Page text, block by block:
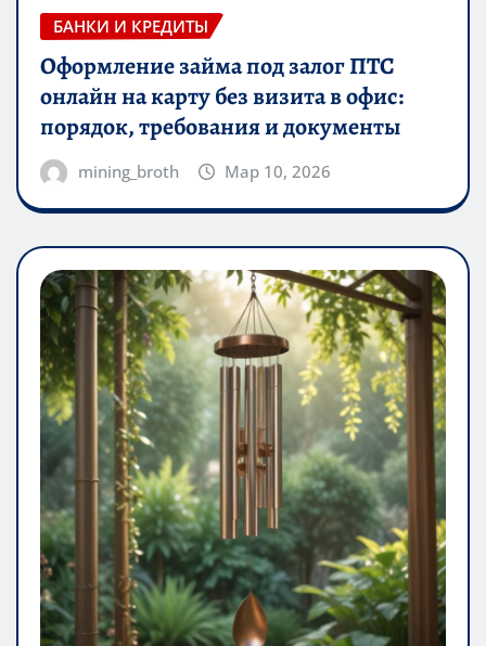
БАНКИ И КРЕДИТЫ
Оформление займа под залог ПТС
онлайн на карту без визита в офис:
порядок, требования и документы
mining_broth Мар 10, 2026